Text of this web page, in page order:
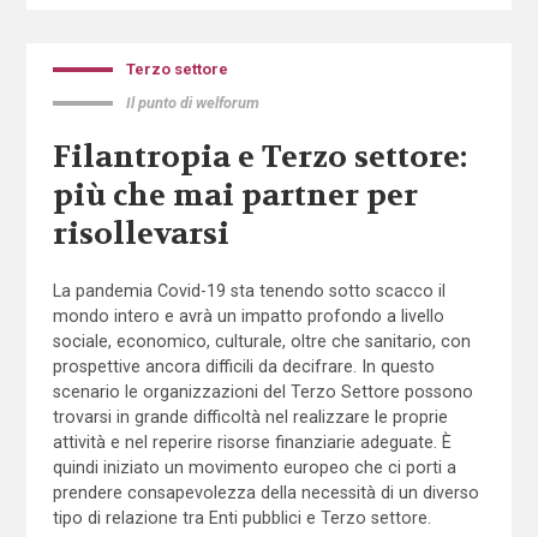
Terzo settore
Il punto di welforum
Filantropia e Terzo settore:
più che mai partner per
risollevarsi
La pandemia Covid-19 sta tenendo sotto scacco il
mondo intero e avrà un impatto profondo a livello
sociale, economico, culturale, oltre che sanitario, con
prospettive ancora difficili da decifrare. In questo
scenario le organizzazioni del Terzo Settore possono
trovarsi in grande difficoltà nel realizzare le proprie
attività e nel reperire risorse finanziarie adeguate. È
quindi iniziato un movimento europeo che ci porti a
prendere consapevolezza della necessità di un diverso
tipo di relazione tra Enti pubblici e Terzo settore.